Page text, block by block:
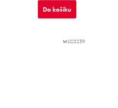
Do košíku
MIJC3259